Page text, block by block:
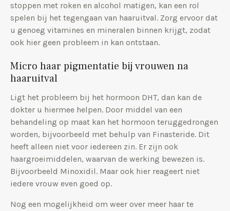
stoppen met roken en alcohol matigen, kan een rol
spelen bij het tegengaan van haaruitval. Zorg ervoor dat
u genoeg vitamines en mineralen binnen krijgt, zodat
ook hier geen probleem in kan ontstaan.
Micro haar pigmentatie bij vrouwen na
haaruitval
Ligt het probleem bij het hormoon DHT, dan kan de
dokter u hiermee helpen. Door middel van een
behandeling op maat kan het hormoon teruggedrongen
worden, bijvoorbeeld met behulp van Finasteride. Dit
heeft alleen niet voor iedereen zin. Er zijn ook
haargroeimiddelen, waarvan de werking bewezen is.
Bijvoorbeeld Minoxidil. Maar ook hier reageert niet
iedere vrouw even goed op.
Nog een mogelijkheid om weer over meer haar te